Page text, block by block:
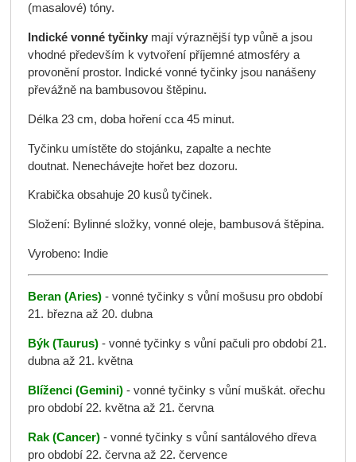
(masalové) tóny.
Indické vonné tyčinkymají výraznější typ vůně a jsou
vhodné především k vytvoření příjemné atmosféry a
provonění prostor. Indické vonné tyčinky jsou nanášeny
převážně na bambusovou štěpinu.
Délka 23 cm, doba hoření cca 45 minut.
Tyčinku umístěte do stojánku, zapalte a nechte
doutnat. Nenechávejte hořet bez dozoru.
Krabička obsahuje 20 kusů tyčinek.
Složení: Bylinné složky, vonné oleje, bambusová štěpina.
Vyrobeno: Indie
Beran (Aries)- vonné tyčinky s vůní mošusu pro období
21. března až 20. dubna
Býk (Taurus)- vonné tyčinky s vůní pačuli pro období 21.
dubna až 21. května
Blíženci (Gemini)- vonné tyčinky s vůní muškát. ořechu
pro období 22. května až 21. června
Rak (Cancer)- vonné tyčinky s vůní santálového dřeva
pro období 22. června až 22. července